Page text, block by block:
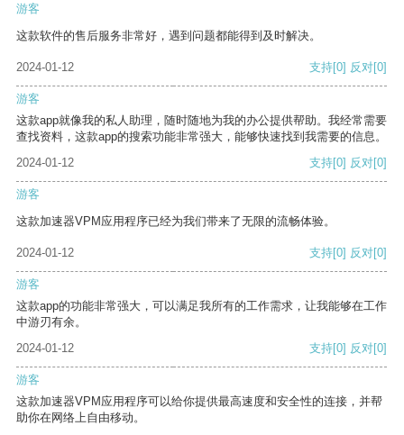
游客
这款软件的售后服务非常好，遇到问题都能得到及时解决。
2024-01-12 支持[0] 反对[0]
游客
这款app就像我的私人助理，随时随地为我的办公提供帮助。我经常需要
查找资料，这款app的搜索功能非常强大，能够快速找到我需要的信息。
2024-01-12
支持[0] 反对[0]
游客
这款加速器VPM应用程序已经为我们带来了无限的流畅体验。
2024-01-12 支持[0] 反对[0]
游客
这款app的功能非常强大，可以满足我所有的工作需求，让我能够在工作
中游刃有余。
2024-01-12
支持[0] 反对[0]
游客
这款加速器VPM应用程序可以给你提供最高速度和安全性的连接，并帮
助你在网络上自由移动。